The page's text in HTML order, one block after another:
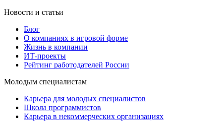
Новости и статьи
Блог
О компаниях в игровой форме
Жизнь в компании
ИТ-проекты
Рейтинг работодателей России
Молодым специалистам
Карьера для молодых специалистов
Школа программистов
Карьера в некоммерческих организациях